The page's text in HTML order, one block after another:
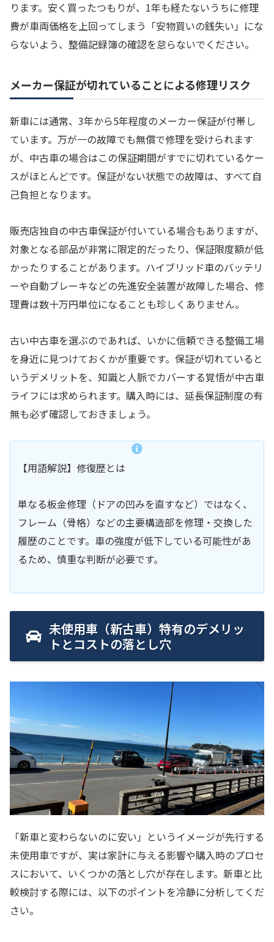
ります。安く買ったつもりが、1年も経たないうちに修理
費が車両価格を上回ってしまう「安物買いの銭失い」にな
らないよう、整備記録簿の確認を怠らないでください。
メーカー保証が切れていることによる修理リスク
新車には通常、3年から5年程度のメーカー保証が付帯し
ています。万が一の故障でも無償で修理を受けられます
が、中古車の場合はこの保証期間がすでに切れているケー
スがほとんどです。保証がない状態での故障は、すべて自
己負担となります。
販売店独自の中古車保証が付いている場合もありますが、
対象となる部品が非常に限定的だったり、保証限度額が低
かったりすることがあります。ハイブリッド車のバッテリ
ーや自動ブレーキなどの先進安全装置が故障した場合、修
理費は数十万円単位になることも珍しくありません。
古い中古車を選ぶのであれば、いかに信頼できる整備工場
を身近に見つけておくかが重要です。保証が切れていると
いうデメリットを、知識と人脈でカバーする覚悟が中古車
ライフには求められます。購入時には、延長保証制度の有
無も必ず確認しておきましょう。
【用語解説】修復歴とは
単なる板金修理（ドアの凹みを直すなど）ではなく、
フレーム（骨格）などの主要構造部を修理・交換した
履歴のことです。車の強度が低下している可能性があ
るため、慎重な判断が必要です。
未使用車（新古車）特有のデメリッ
トとコストの落とし穴
「新車と変わらないのに安い」というイメージが先行する
未使用車ですが、実は家計に与える影響や購入時のプロセ
スにおいて、いくつかの落とし穴が存在します。新車と比
較検討する際には、以下のポイントを冷静に分析してくだ
さい。